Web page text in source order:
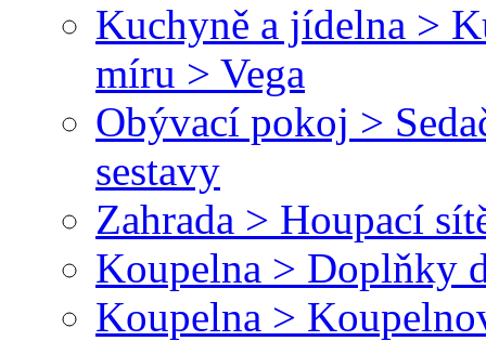
Kuchyně a jídelna >
míru > Vega
Obývací pokoj >
sestavy
Zahrada > Houpací
Koupelna > Doplňky
Koupelna >